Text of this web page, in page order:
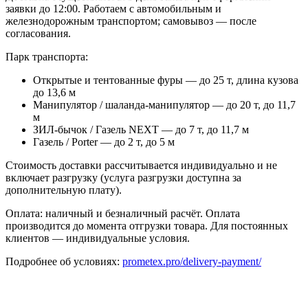
заявки до 12:00. Работаем с автомобильным и
железнодорожным транспортом; самовывоз — после
согласования.
Парк транспорта:
Открытые и тентованные фуры — до 25 т, длина кузова
до 13,6 м
Манипулятор / шаланда-манипулятор — до 20 т, до 11,7
м
ЗИЛ-бычок / Газель NEXT — до 7 т, до 11,7 м
Газель / Porter — до 2 т, до 5 м
Стоимость доставки рассчитывается индивидуально и не
включает разгрузку (услуга разгрузки доступна за
дополнительную плату).
Оплата: наличный и безналичный расчёт. Оплата
производится до момента отгрузки товара. Для постоянных
клиентов — индивидуальные условия.
Подробнее об условиях: prometex.pro/delivery-payment/